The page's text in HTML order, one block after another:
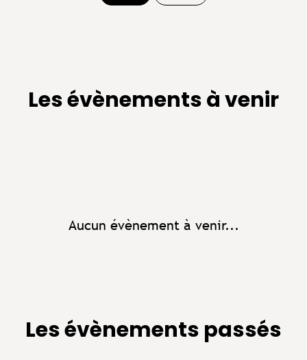
Les évènements à venir
Aucun évènement à venir...
Les évènements passés